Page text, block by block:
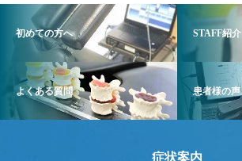
初めての方へ STAFF紹介
よくある質問 患者様の声
症状案内